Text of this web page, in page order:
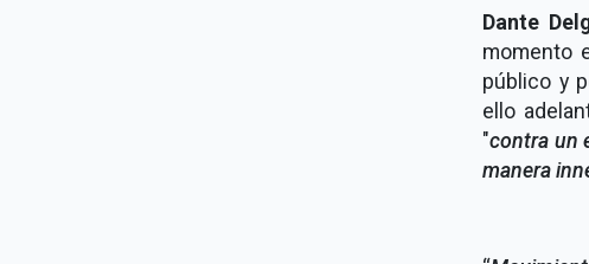
Dante
momento
público y
ello
"contra un
manera